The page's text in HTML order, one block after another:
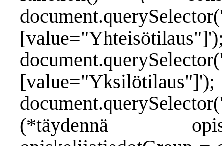
(*täydennä